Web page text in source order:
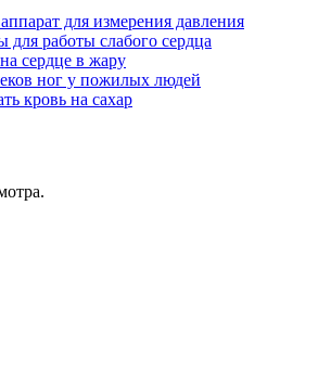
для измерения давления
для работы слабого сердца
сердце в жару
ног у пожилых людей
кровь на сахар